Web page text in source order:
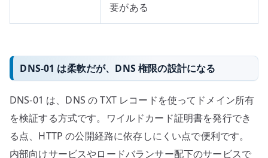
要がある
DNS-01 は柔軟だが、DNS 権限の設計になる
DNS-01 は、DNS の TXT レコードを使ってドメイン所有
を検証する方式です。ワイルドカード証明書を発行でき
る点、HTTP の公開経路に依存しにくい点で便利です。
内部向けサービスやロードバランサー配下のサービスで